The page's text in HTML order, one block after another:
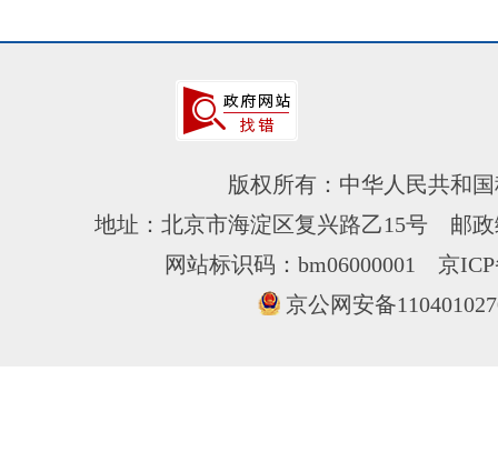
版权所有：中华人民共和
地址：北京市海淀区复兴路乙15号 邮
网站标识码：bm06000001 京
京公网安备